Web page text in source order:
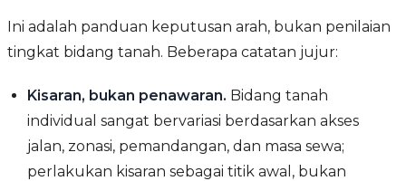
Ini adalah panduan keputusan arah, bukan penilaian
tingkat bidang tanah. Beberapa catatan jujur:
Kisaran, bukan penawaran. Bidang tanah
individual sangat bervariasi berdasarkan akses
jalan, zonasi, pemandangan, dan masa sewa;
perlakukan kisaran sebagai titik awal, bukan